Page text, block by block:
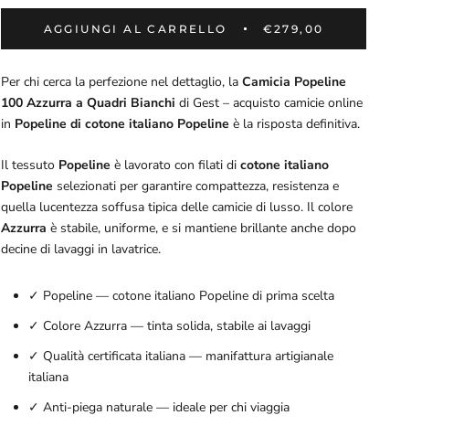
AGGIUNGI AL CARRELLO €279,00
Per chi cerca la perfezione nel dettaglio, la Camicia Popeline
100 Azzurra a Quadri Bianchi di Gest – acquisto camicie online
in Popeline di cotone italiano Popeline è la risposta definitiva.
Il tessuto Popeline è lavorato con filati di cotone italiano
Popeline selezionati per garantire compattezza, resistenza e
quella lucentezza soffusa tipica delle camicie di lusso. Il colore
Azzurra è stabile, uniforme, e si mantiene brillante anche dopo
decine di lavaggi in lavatrice.
✓ Popeline — cotone italiano Popeline di prima scelta
✓ Colore Azzurra — tinta solida, stabile ai lavaggi
✓ Qualità certificata italiana — manifattura artigianale
italiana
✓ Anti-piega naturale — ideale per chi viaggia